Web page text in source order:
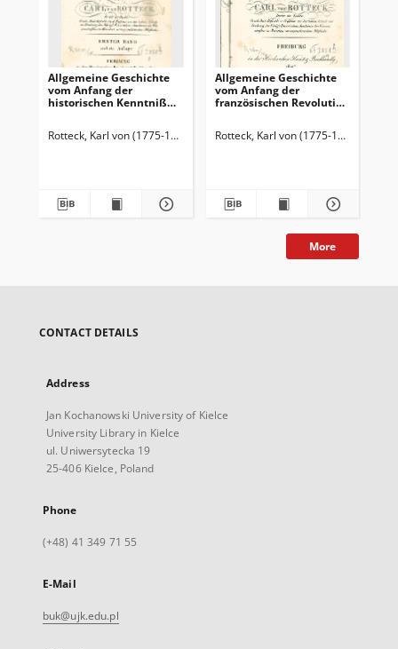
Allgemeine Geschichte
vom Anfang der
historischen Kenntniß
Geschichtsfreunde. Bd. 1
Rotteck, Karl von (1775-1840)
Allgemeine Geschichte
vom Anfang der
französischen Revolution
denkende
Rotteck, Karl von (1775-1840)
More
CONTACT DETAILS
Address
Jan Kochanowski University of Kielce
University Library in Kielce
ul. Uniwersytecka 19
25-406 Kielce, Poland
Phone
(+48) 41 349 71 55
E-Mail
buk@ujk.edu.pl